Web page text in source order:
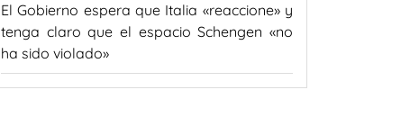
El Gobierno espera que Italia «reaccione» y
tenga claro que el espacio Schengen «no
ha sido violado»